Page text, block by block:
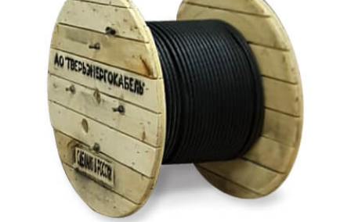
Кабели силовые с пластмассовой изоляцией в
холодостойком исполнении на напряжение до 1 КВ
Кабели силовые с изоляцией из сшитого
полиэтилена на напряжение до 20 КВ
Силовые кабели, не распространяющие горение, на
напряжение до 20 КВ
Кабели контрольные
Провода и кабели для электроустановок